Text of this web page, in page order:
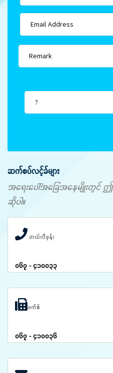
ဆက်စပ်လင့်ခ်များ
အရေးပေါ်အခြေအနေမျိုးတွင် ဤ
ဆိုပါ။
တယ်လီဖုန်း
၀၆၇ - ၄၁၀၀၃၃
ဖက်စ်
၀၆၇ - ၄၁၀၀၃၆